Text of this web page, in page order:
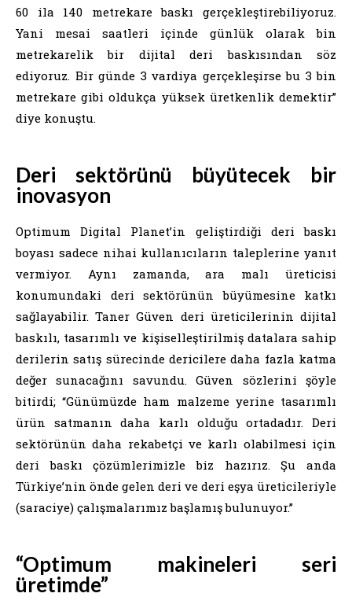
60 ila 140 metrekare baskı gerçekleştirebiliyoruz.
Yani mesai saatleri içinde günlük olarak bin
metrekarelik bir dijital deri baskısından söz
ediyoruz. Bir günde 3 vardiya gerçekleşirse bu 3 bin
metrekare gibi oldukça yüksek üretkenlik demektir”
diye konuştu.
Deri sektörünü büyütecek bir
inovasyon
Optimum Digital Planet’in geliştirdiği deri baskı
boyası sadece nihai kullanıcıların taleplerine yanıt
vermiyor. Aynı zamanda, ara malı üreticisi
konumundaki deri sektörünün büyümesine katkı
sağlayabilir. Taner Güven deri üreticilerinin dijital
baskılı, tasarımlı ve kişiselleştirilmiş datalara sahip
derilerin satış sürecinde dericilere daha fazla katma
değer sunacağını savundu. Güven sözlerini şöyle
bitirdi; “Günümüzde ham malzeme yerine tasarımlı
ürün satmanın daha karlı olduğu ortadadır. Deri
sektörünün daha rekabetçi ve karlı olabilmesi için
deri baskı çözümlerimizle biz hazırız. Şu anda
Türkiye’nin önde gelen deri ve deri eşya üreticileriyle
(saraciye) çalışmalarımız başlamış bulunuyor.”
“Optimum makineleri seri
üretimde”